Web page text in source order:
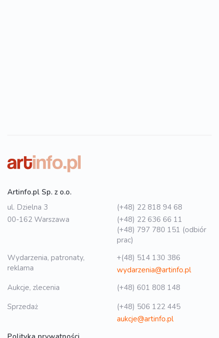
Artinfo.pl Sp. z o.o.
ul. Dzielna 3
00-162 Warszawa
(+48) 22 818 94 68
(+48) 22 636 66 11
(+48) 797 780 151 (odbiór
prac)
Wydarzenia, patronaty,
reklama
+(48) 514 130 386
wydarzenia@artinfo.pl
Aukcje, zlecenia
(+48) 601 808 148
Sprzedaż
(+48) 506 122 445
aukcje@artinfo.pl